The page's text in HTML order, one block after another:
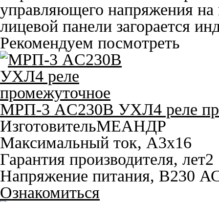
управляющего напряжения
лицевой панели загорается
Рекомендуем посмотреть
МРП-3 AC230В УХЛ4 реле
ИзготовительМЕАНДР
Максимальный ток, A3x16
Гарантия производителя, лет2
Напряжение питания, В230
Ознакомиться